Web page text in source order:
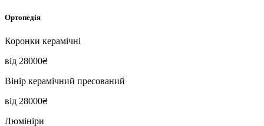
Ортопедія
Коронки керамічні
від 28000₴
Вінір керамічний пресований
від 28000₴
Люмініри